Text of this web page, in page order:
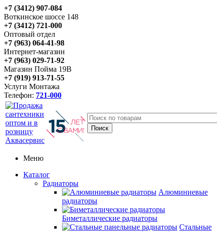
+7 (3412) 907-084
Воткинское шоссе 148
+7 (3412) 721-000
Оптовый отдел
+7 (963) 064-41-98
Интернет-магазин
+7 (963) 029-71-92
Магазин Пойма 19В
+7 (919) 913-71-55
Услуги Монтажа
Телефон: 721-000
Меню
Каталог
Радиаторы
Алюминиевые
радиаторы
Биметаллические радиаторы
Стальные